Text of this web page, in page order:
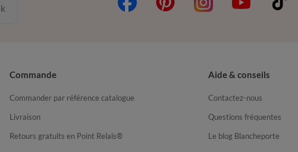
Commande
Commander par référence catalogue
Livraison
Retours gratuits en Point Relais®
Aide & conseils
Contactez-nous
Questions fréquentes
Le blog Blancheporte